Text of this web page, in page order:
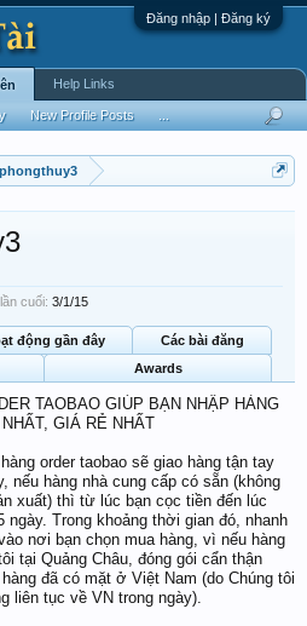
Đăng nhập | Đăng ký
cuối: 3/1/15
động gần đây
Các bài đăng
Awards
TAOBAO GIÚP BẠN NHẬP HÀNG
GIÁ RẺ NHẤT
order taobao sẽ giao hàng tận tay
nếu hàng nhà cung cấp có sẵn (không
xuất) thì từ lúc bạn cọc tiền đến lúc
ngày. Trong khoảng thời gian đó, nhanh
nơi bạn chọn mua hàng, vì nếu hàng
tại Quảng Châu, đóng gói cẩn thận
đã có mặt ở Việt Nam (do Chúng tôi
liên tục về VN trong ngày).
New Profile Posts
Help Links